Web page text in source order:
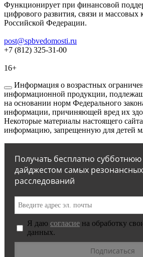
Функционирует при финансовой
цифрового развития, связи и
Российской Федерации.
post@spbvedomosti.ru
+7 (812) 325-31-00
16+
Информация о возрастных
информационной продукции,
на основании норм Федерального
информации, причиняющей вред их
Некоторые материалы настоящего
информацию, запрещенную для детей
Получать бесплатно субботнюю
дайджестом самых резонансных
расследований
Я даю согласие на обработку
данных.